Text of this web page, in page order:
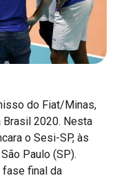
do Fiat/Minas,
Brasil 2020. Nesta
o Sesi-SP, às
Paulo (SP).
fase final da